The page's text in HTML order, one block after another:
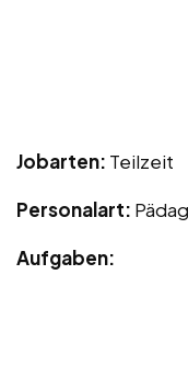
Jobarten: Teilzeit
Personalart:
Aufgaben: